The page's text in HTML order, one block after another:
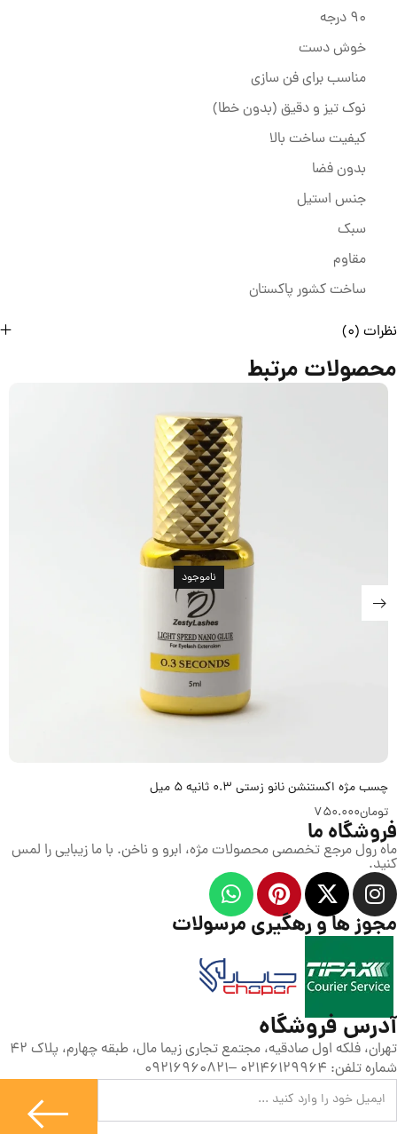
90 درجه
خوش دست
مناسب برای فن سازی
نوک تیز و دقیق (بدون خطا)
کیفیت ساخت بالا
بدون فضا
جنس استیل
سبک
مقاوم
ساخت کشور پاکستان
نظرات (0)
محصولات مرتبط
ناموجود
چسب مژه اکستنشن نانو زستی 0.3 ثانیه 5 میل
تومان750.000
فروشگاه ما
ماه رول مرجع تخصصی محصولات مژه، ابرو و ناخن. با ما زیبایی را لمس
کنید.
مجوز ها و رهگیری مرسولات
آدرس فروشگاه
تهران، فلکه اول صادقیه، مجتمع تجاری زیما مال، طبقه چهارم، پلاک 42
شماره تلفن: 02146129964 –09216960821